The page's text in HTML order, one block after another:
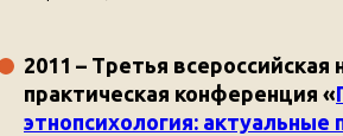
2011 – Третья всероссийская
практическая конференция «
этнопсихология: